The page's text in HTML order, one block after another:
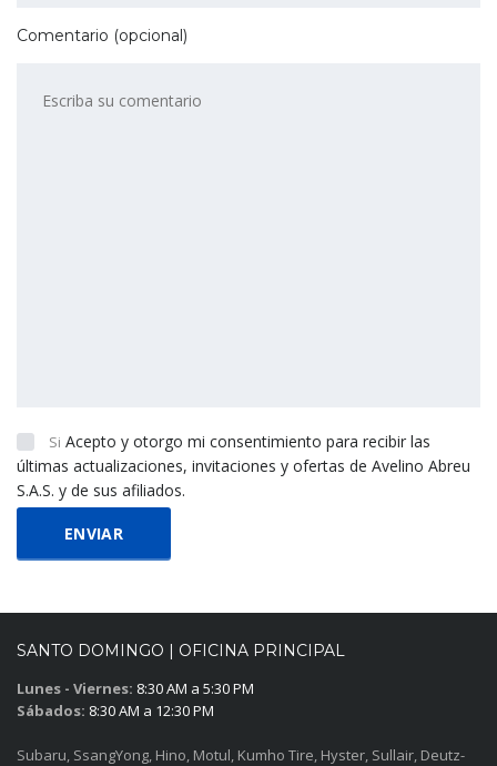
Comentario (opcional)
Si Acepto y otorgo mi consentimiento para recibir las
últimas actualizaciones, invitaciones y ofertas de Avelino Abreu
S.A.S. y de sus afiliados.
SANTO DOMINGO | OFICINA PRINCIPAL
Lunes - Viernes: 8:30 AM a 5:30 PM
Sábados: 8:30 AM a 12:30 PM
Subaru, SsangYong, Hino, Motul, Kumho Tire, Hyster, Sullair, Deutz-